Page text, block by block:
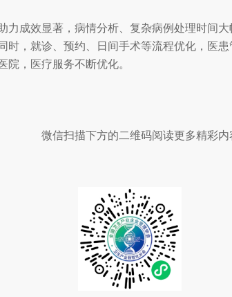
力成效显著，病情分析、复杂病例处理时间
时，就诊、预约、日间手术等流程优化，医
，医疗服务不断优化。
微信扫描下方的二维码阅读更多精彩内